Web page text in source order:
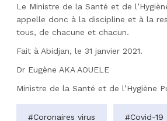
Le Ministre de la Santé et de
appelle donc à la discipline et à la
tous, de chacune et chacun.
Fait à Abidjan, le 31 janvier 2021.
Dr Eugène AKA AOUELE
Ministre de la Santé et de l’Hygiène
#Coronaires virus #Covid-19